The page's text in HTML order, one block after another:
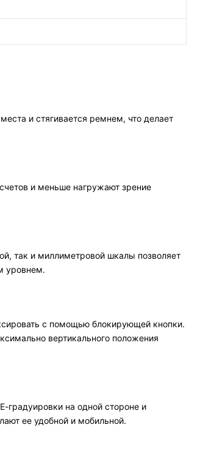
и стягивается ремнем, что делает
и меньше нагружают зрение
так и миллиметровой шкалы позволяет
уровнем.
с помощью блокирующей кнопки.
вертикального положения
градуировки на одной стороне и
ее удобной и мобильной.